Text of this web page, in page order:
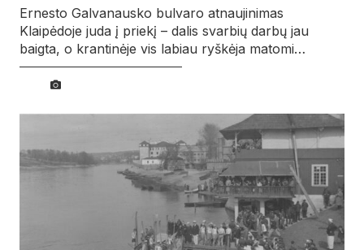
Ernesto Galvanausko bulvaro atnaujinimas
Klaipėdoje juda į priekį – dalis svarbių darbų jau
baigta, o krantinėje vis labiau ryškėja matomi…